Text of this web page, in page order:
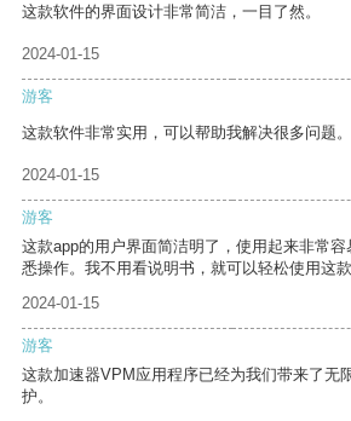
这款软件的界面设计非常简洁，一目了然。
2024-01-15
游客
这款软件非常实用，可以帮助我解决很多问题。
2024-01-15
游客
这款app的用户界面简洁明了，使用起来非常
悉操作。我不用看说明书，就可以轻松使用这款
2024-01-15
游客
这款加速器VPM应用程序已经为我们带来了无
护。